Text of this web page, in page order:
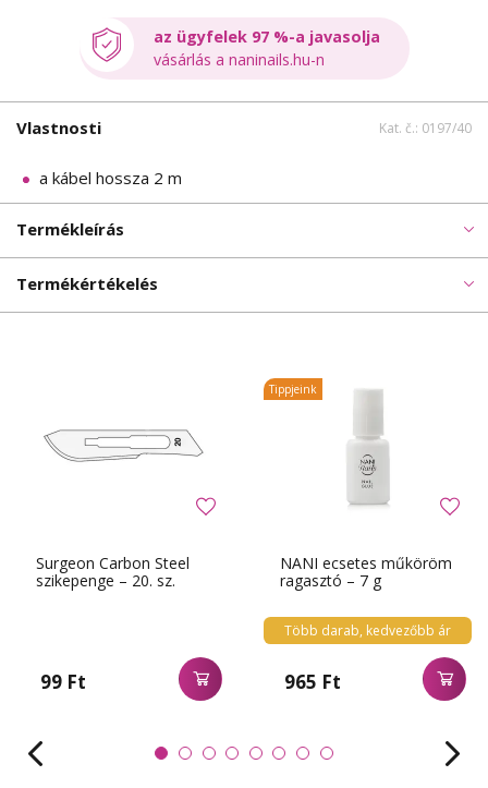
az ügyfelek 97 %-a javasolja
vásárlás a naninails.hu-n
Vlastnosti Kat. č.: 0197/40
a kábel hossza 2 m
Termékleírás
Termékértékelés
Surgeon Carbon Steel
szikepenge – 20. sz.
99 Ft
NANI ecsetes műköröm
ragasztó – 7 g
Több darab, kedvezőbb ár
965 Ft
Tippjeink